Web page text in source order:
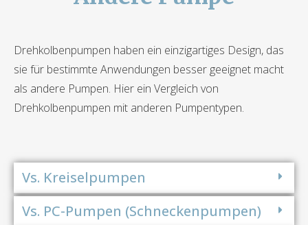
Drehkolbenpumpen haben ein einzigartiges Design, das
sie für bestimmte Anwendungen besser geeignet macht
als andere Pumpen. Hier ein Vergleich von
Drehkolbenpumpen mit anderen Pumpentypen.
Vs. Kreiselpumpen
Vs. PC-Pumpen (Schneckenpumpen)